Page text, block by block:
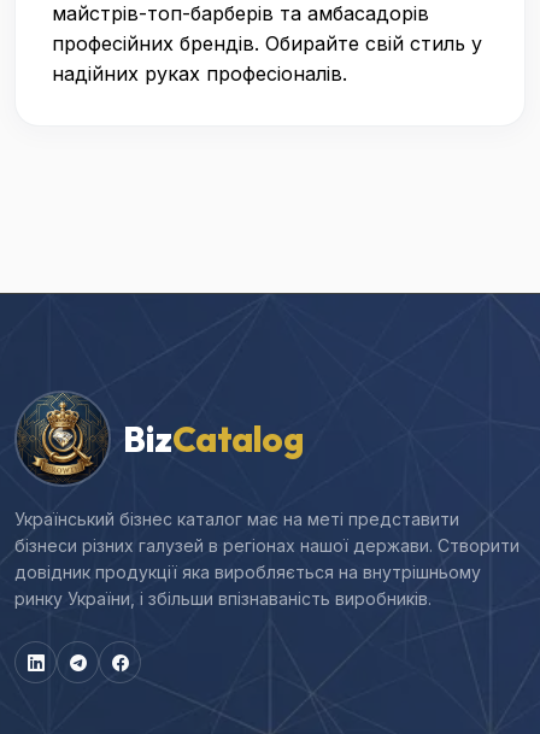
майстрів-топ-барберів та амбасадорів
професійних брендів. Обирайте свій стиль у
надійних руках професіоналів.
BizCatalog
Український бізнес каталог має на меті представити
бізнеси різних галузей в регіонах нашої держави. Створити
довідник продукції яка виробляється на внутрішньому
ринку України, і збільши впізнаваність виробників.